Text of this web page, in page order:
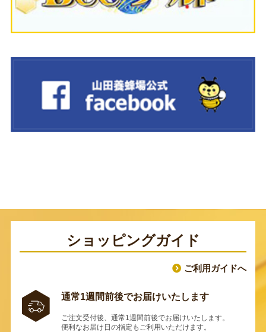
ショッピングガイド
ご利用ガイドへ
通常1週間前後でお届けいたします
ご注文受付後、通常1週間前後でお届けいたします。
便利なお届け日の指定もご利用いただけます。